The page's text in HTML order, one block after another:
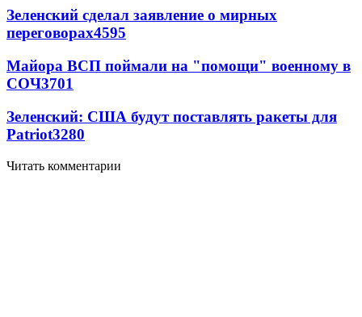
Зеленский сделал заявление о мирных
переговорах4595
Майора ВСП поймали на "помощи" военному в
СОЧ3701
Зеленский: США будут поставлять ракеты для
Patriot3280
Читать комментарии